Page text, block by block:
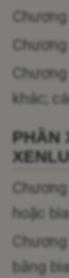
khác;
PHẦN
hoặc
bằng